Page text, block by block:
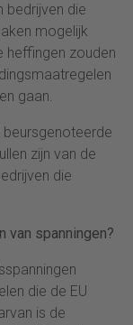
bedrijven die
mogelijk
heffingen zouden
gaan.
zijn van de
die
van spanningen?
die de EU
is de